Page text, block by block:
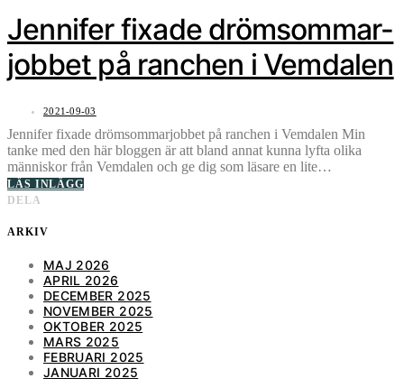
Jennifer fixade drömsommar-
jobbet på ranchen i Vemdalen
2021-09-03
Jennifer fixade drömsommarjobbet på ranchen i Vemdalen Min
tanke med den här bloggen är att bland annat kunna lyfta olika
människor från Vemdalen och ge dig som läsare en lite…
LÄS INLÄGG
DELA
ARKIV
MAJ 2026
APRIL 2026
DECEMBER 2025
NOVEMBER 2025
OKTOBER 2025
MARS 2025
FEBRUARI 2025
JANUARI 2025